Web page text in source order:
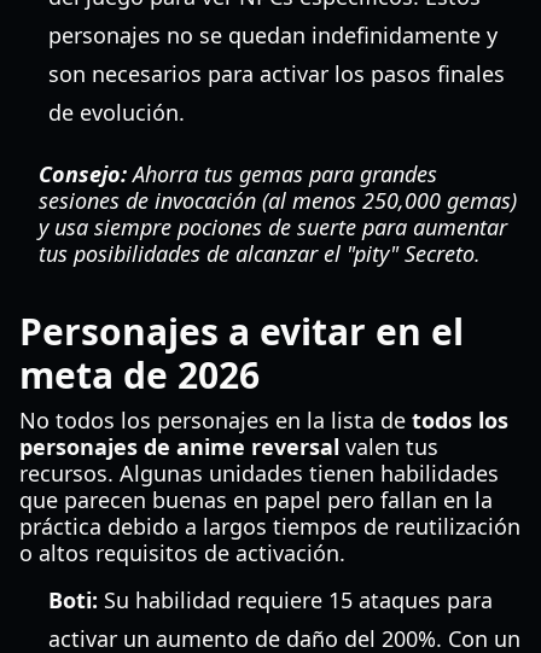
personajes no se quedan indefinidamente y
son necesarios para activar los pasos finales
de evolución.
Consejo:Ahorra tus gemas para grandes
sesiones de invocación (al menos 250,000 gemas)
y usa siempre pociones de suerte para aumentar
tus posibilidades de alcanzar el "pity" Secreto.
Personajes a evitar en el
meta de 2026
No todos los personajes en la lista de todos los
personajes de anime reversal valen tus
recursos. Algunas unidades tienen habilidades
que parecen buenas en papel pero fallan en la
práctica debido a largos tiempos de reutilización
o altos requisitos de activación.
Boti: Su habilidad requiere 15 ataques para
activar un aumento de daño del 200%. Con un